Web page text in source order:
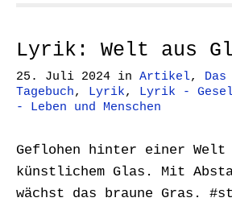
Lyrik: Welt aus
25. Juli 2024 in Artikel,
Tagebuch, Lyrik, Lyrik -
- Leben und Menschen
Geflohen hinter einer Welt
künstlichem Glas. Mit
wächst das braune Gras.